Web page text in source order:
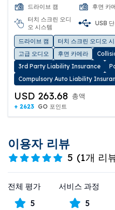
드라이브 캠
후면 카
터치 스크린 오디
오 시스템
USB
드라이브 캠 터치 스크린 오디오
고급 오디오
후면 카메라
3rd Party Liability Insurance
Compulsory Auto Liability
USD 263.68 총액
+ 2623 GO 포인트
이용자 리뷰
5 (1개 리
전체 평가
5
서비스 과정
5